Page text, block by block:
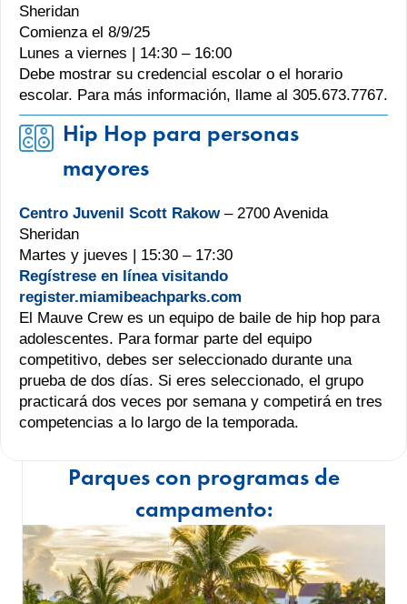
Sheridan
Comienza el 8/9/25
Lunes a viernes | 14:30 – 16:00
Debe mostrar su credencial escolar o el horario
escolar. Para más información, llame al 305.673.7767.
Hip Hop para personas
mayores
Centro Juvenil Scott Rakow– 2700 Avenida
Sheridan
Martes y jueves | 15:30 – 17:30
Regístrese en línea visitando
register.miamibeachparks.com
El Mauve Crew es un equipo de baile de hip hop para
adolescentes. Para formar parte del equipo
competitivo, debes ser seleccionado durante una
prueba de dos días. Si eres seleccionado, el grupo
practicará dos veces por semana y competirá en tres
competencias a lo largo de la temporada.
Parques con programas de
campamento: